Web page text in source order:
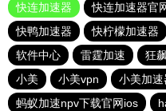
快连加速器
快连加速器官
快鸭加速器
快柠檬加速器
软件中心
雷霆加速 狂
小美
小美vpn 小美加速
蚂蚁加速npv下载官网ios